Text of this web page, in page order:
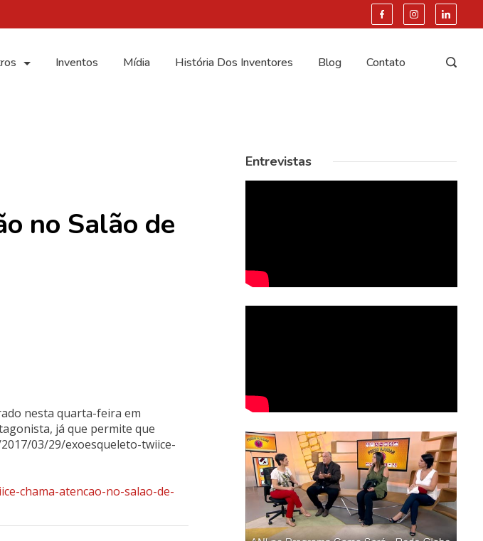
Inventos Mídia História Dos Inventores Blog Contato
no Salão de
nesta quarta-feira em
já que permite que
03/29/exoesqueleto-twiice-
chama-atencao-no-salao-de-
Entrevistas